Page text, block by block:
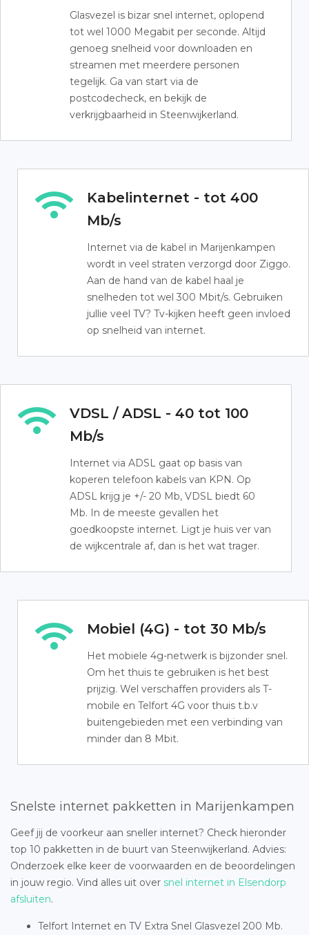
Glasvezel is bizar snel internet, oplopend
tot wel 1000 Megabit per seconde. Altijd
genoeg snelheid voor downloaden en
streamen met meerdere personen
tegelijk. Ga van start via de
postcodecheck, en bekijk de
verkrijgbaarheid in Steenwijkerland.
Kabelinternet - tot 400
Mb/s
Internet via de kabel in Marijenkampen
wordt in veel straten verzorgd door Ziggo.
Aan de hand van de kabel haal je
snelheden tot wel 300 Mbit/s. Gebruiken
jullie veel TV? Tv-kijken heeft geen invloed
op snelheid van internet.
VDSL / ADSL - 40 tot 100
Mb/s
Internet via ADSL gaat op basis van
koperen telefoon kabels van KPN. Op
ADSL krijg je +/- 20 Mb, VDSL biedt 60
Mb. In de meeste gevallen het
goedkoopste internet. Ligt je huis ver van
de wijkcentrale af, dan is het wat trager.
Mobiel (4G) - tot 30 Mb/s
Het mobiele 4g-netwerk is bijzonder snel.
Om het thuis te gebruiken is het best
prijzig. Wel verschaffen providers als T-
mobile en Telfort 4G voor thuis t.b.v
buitengebieden met een verbinding van
minder dan 8 Mbit.
Snelste internet pakketten in Marijenkampen
Geef jij de voorkeur aan sneller internet? Check hieronder
top 10 pakketten in de buurt van Steenwijkerland. Advies:
Onderzoek elke keer de voorwaarden en de beoordelingen
in jouw regio. Vind alles uit over snel internet in Elsendorp
afsluiten.
Telfort Internet en TV Extra Snel Glasvezel 200 Mb.